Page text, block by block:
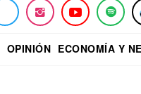
OPINIÓN ECONOMÍA Y